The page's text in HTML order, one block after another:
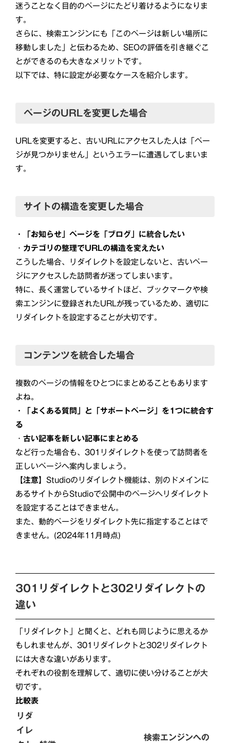
迷うことなく目的のページにたどり着けるようになりま
す。
さらに、検索エンジンにも「このページは新しい場所に
移動しました」と伝わるため、SEOの評価を引き継ぐこ
とができるのも大きなメリットです。
以下では、特に設定が必要なケースを紹介します。
ページのURLを変更した場合
URLを変更すると、古いURLにアクセスした人は「ペー
ジが見つかりません」というエラーに遭遇してしまいま
す。
サイトの構造を変更した場合
・「お知らせ」ページを「ブログ」に統合したい
・ カテゴリの整理でURLの構造を変えたい
こうした場合、リダイレクトを設定しないと、古いペー
ジにアクセスした訪問者が迷ってしまいます。
特に、長く運営しているサイトほど、ブックマークや検
索エンジンに登録されたURLが残っているため、適切に
リダイレクトを設定することが大切です。
コンテンツを統合した場合
複数のページの情報をひとつにまとめることもあります
よね。
・「よくある質問」と「サポートページ」を1つに統合す
る
・ 古い記事を新しい記事にまとめる
など行った場合も、301リダイレクトを使って訪問者を
正しいページへ案内しましょう。
【注意】 Studioのリダイレクト機能は、別のドメインに
あるサイトからStudioで公開中のページへリダイレクト
を設定することはできません。
また、動的ページをリダイレクト先に指定することはで
きません。(2024年11月時点)
301リダイレクトと302リダイレクトの
違い
「リダイレクト」と聞くと、どれも同じように思えるか
もしれませんが、301リダイレクトと302リダイレクト
には大きな違いがあります。
それぞれの役割を理解して、適切に使い分けることが大
切です。
比較表
リダ
イレ
検索エンジンへの